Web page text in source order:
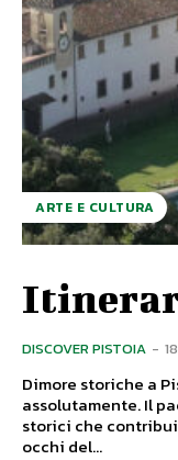
ARTE E CULTURA
DISCOVER PISTOIA -
Dimore storiche a
assolutamente. Il paesaggio pistoiese pullula di edifici
storici che
occhi del...